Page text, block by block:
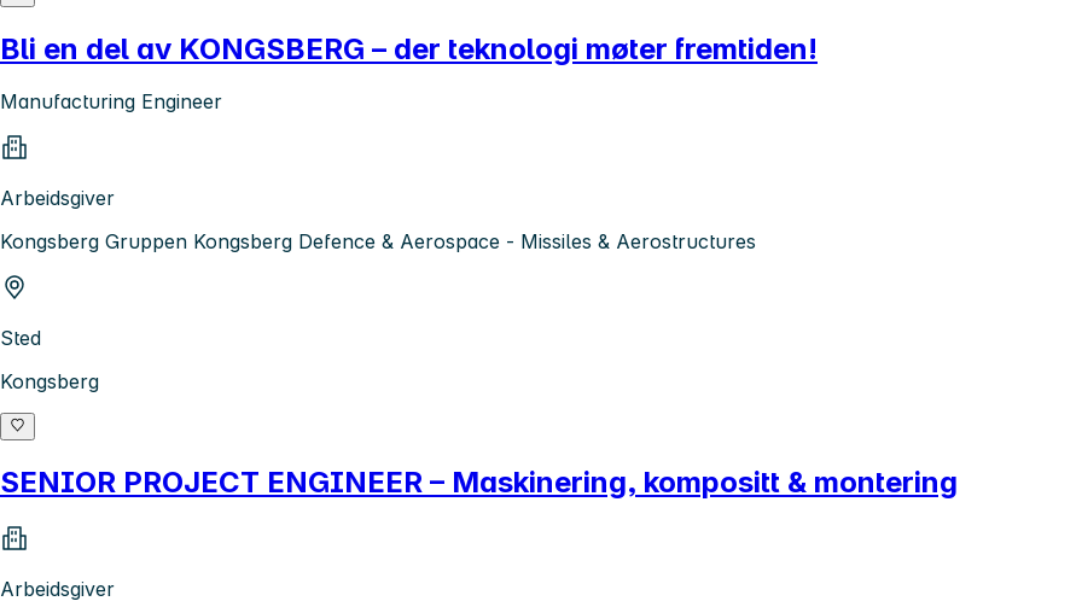
Bli en del av KONGSBERG – der teknologi møter fremtiden!
Manufacturing Engineer
Arbeidsgiver
Kongsberg Gruppen Kongsberg Defence & Aerospace - Missiles & Aerostructures
Sted
Kongsberg
SENIOR PROJECT ENGINEER – Maskinering, kompositt & montering
Arbeidsgiver